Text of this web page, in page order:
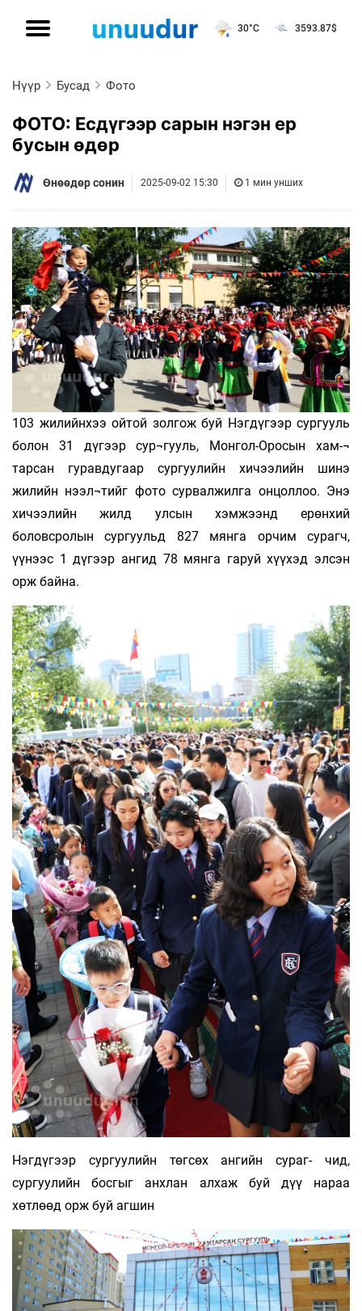
30°C 3593.87$
Нүүр Бусад Фото
ФОТО: Есдүгээр сарын нэгэн ер
бусын өдөр
Өнөөдөр сонин 2025-09-02 15:30 1 мин унших
103 жилийнхээ ойтой золгож буй Нэгдүгээр сургууль
болон 31 дүгээр сур¬гууль, Монгол-Оросын хам-¬
тарсан гуравдугаар сургуулийн хичээлийн шинэ
жилийн нээл¬тийг фото сурвалжилга онцоллоо. Энэ
хичээлийн жилд улсын хэмжээнд ерөнхий
боловсролын сургуульд 827 мянга орчим сурагч,
үүнээс 1 дүгээр ангид 78 мянга гаруй хүүхэд элсэн
орж байна.
Нэгдүгээр сургуулийн төгсөх ангийн сураг- чид,
сургуулийн босгыг анхлан алхаж буй дүү нараа
хөтлөөд орж буй агшин